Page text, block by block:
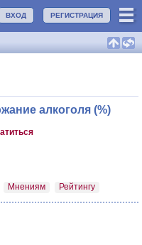
РЕГИСТРАЦИЯ
ВХОД
алкоголя (%)
Мнениям Рейтингу